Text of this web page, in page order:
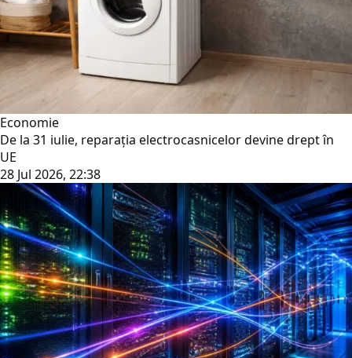
Economie
De la 31 iulie, reparația electrocasnicelor devine drept în
UE
28 Jul 2026, 22:38